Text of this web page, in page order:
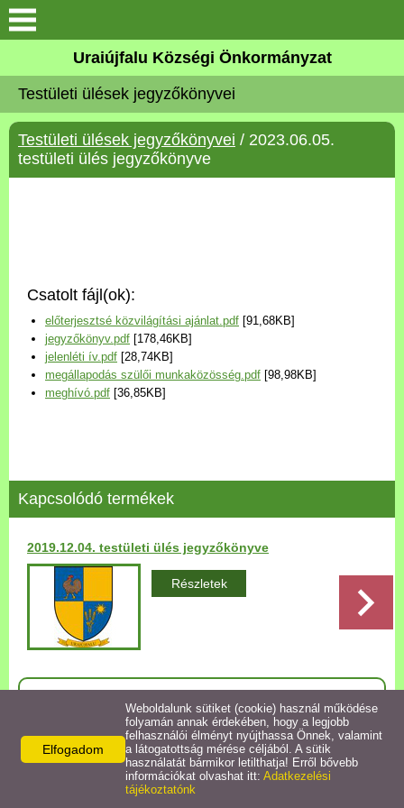
Köszöntő
Elérhetőségek
Uraiújfalu
Választási információk
Versenyképes Járások
Program
Hírek
Önkormányzati konyha
Egyéb intézmények
Egyéb szolgáltatások
Egészségügyi ellátás
Uraiújfalu Sportegyesület
Uraiújfalu Községi Önkormányzat
Testületi ülések jegyzőkönyvei
Testületi ülések jegyzőkönyvei / 2023.06.05.
testületi ülés jegyzőkönyve
Csatolt fájl(ok):
előterjesztsé közvilágítási ajánlat.pdf [91,68KB]
jegyzőkönyv.pdf [178,46KB]
jelenléti ív.pdf [28,74KB]
megállapodás szülői munkaközösség.pdf [98,98KB]
meghívó.pdf [36,85KB]
Kapcsolódó termékek
2019.12.04. testületi ülés jegyzőkönyve
Részletek
Elfogadom
Weboldalunk sütiket (cookie) használ működése
folyamán annak érdekében, hogy a legjobb
felhasználói élményt nyújthassa Önnek, valamint
a látogatottság mérése céljából. A sütik
használatát bármikor letilthatja! Erről bővebb
információkat olvashat itt: Adatkezelési
tájékoztatónk